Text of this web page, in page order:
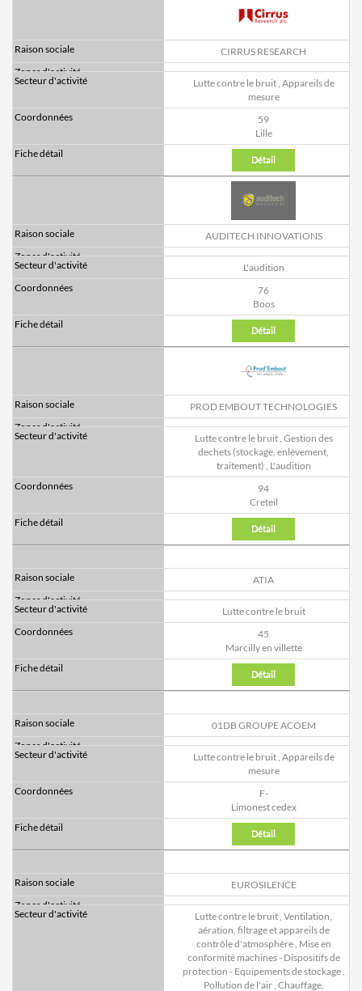
CIRRUS RESEARCH
Lutte contre le bruit, Appareils de
mesure
59
Lille
Détail
AUDITECH INNOVATIONS
L'audition
76
Boos
Détail
PROD EMBOUT TECHNOLOGIES
Lutte contre le bruit, Gestion des
dechets (stockage, enlèvement,
traitement) L'audition
94
Creteil
Détail
ATIA
Lutte contre le bruit
45
Marcilly en villette
Détail
01DB GROUPE ACOEM
Lutte contre le bruit, Appareils de
mesure
F-
Limonest cedex
Détail
EUROSILENCE
Lutte contre le bruit Ventilation,
aération, filtrage et appareils de
contrôle d'atmosphère, Mise en
conformité machines - Dispositifs de
protection - Equipements de stockage,
Pollution de l'air, Chauffage,